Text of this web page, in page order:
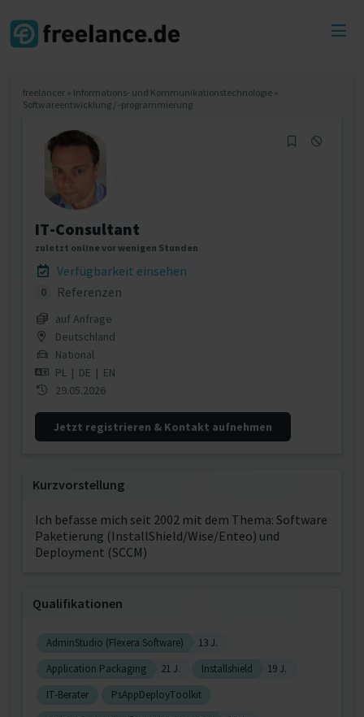
freelancer » Informations- und Kommunikationstechnologie »
Softwareentwicklung / -programmierung
IT-Consultant
zuletzt online vor wenigen Stunden
Verfügbarkeit einsehen
0 Referenzen
auf Anfrage
Deutschland
National
PL| DE | EN
29.05.2026
Jetzt registrieren & Kontakt aufnehmen
Kurzvorstellung
Ich befasse mich seit 2002 mit dem Thema: Software
Paketierung (InstallShield/Wise/Enteo) und
Deployment (SCCM)
Qualifikationen
AdminStudio (Flexera Software)
13 J.
Application Packaging
21 J. Installshield
19 J.
IT-Berater
PsAppDeployToolkit